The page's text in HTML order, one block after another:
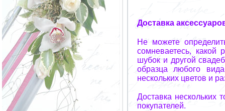
Доставка
Не можете
сомневаетесь, какой
шубок и другой
образца любого
нескольких цветов и
Доставка нескольких
покупателей.